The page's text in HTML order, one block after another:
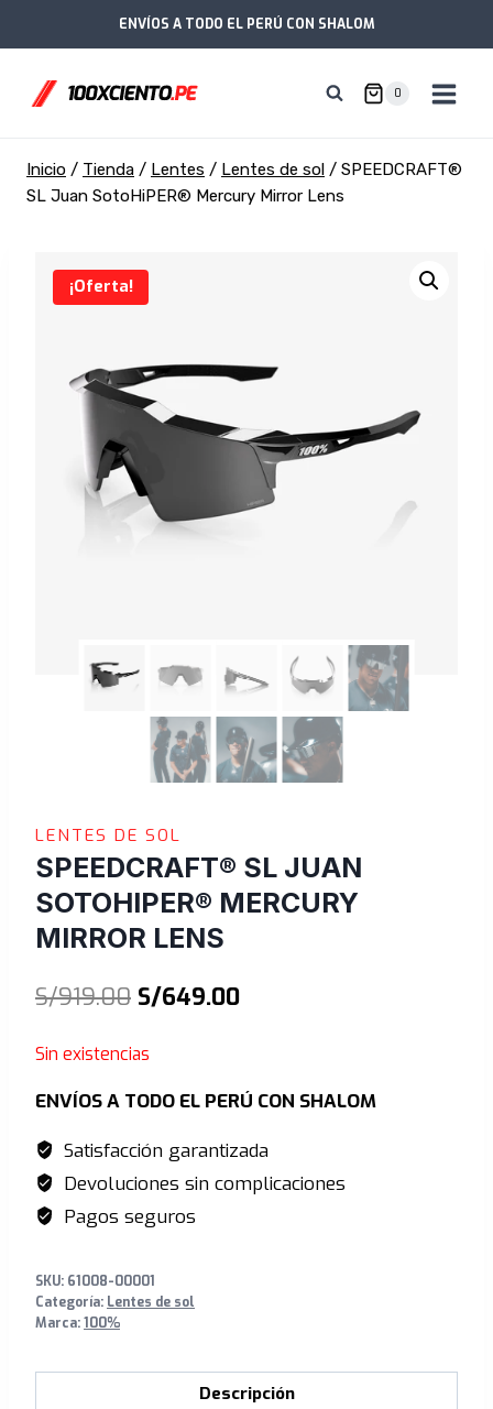
al
ENVÍOS A TODO EL PERÚ CON SHALOM
0
Inicio / Tienda / Lentes / Lentes de sol / SPEEDCRAFT®
SL Juan SotoHiPER® Mercury Mirror Lens
¡Oferta!
LENTES DE SOL
SPEEDCRAFT® SL JUAN
SOTOHIPER® MERCURY
MIRROR LENS
S/919.00 El
era:
S/919.00.
S/649.00El
es:
S/649.00.
Sin existencias
ENVÍOS A TODO EL PERÚ CON SHALOM
Satisfacción garantizada
Devoluciones sin complicaciones
Pagos seguros
SKU: 61008-00001
Categoría: Lentes de sol
Marca:100%
Descripción